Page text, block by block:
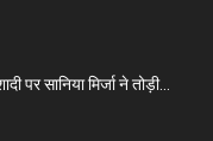
पर सानिया मिर्जा ने तोड़ी...